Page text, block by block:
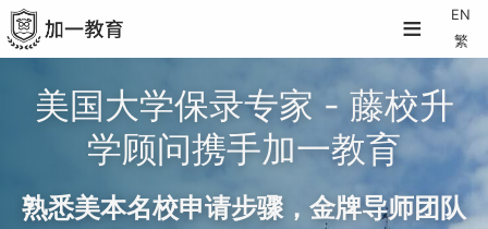
≡
EN
繁
美国大学保录专家 - 藤校升
学顾问携手加一教育
熟悉美本名校申请步骤，金牌导师团队